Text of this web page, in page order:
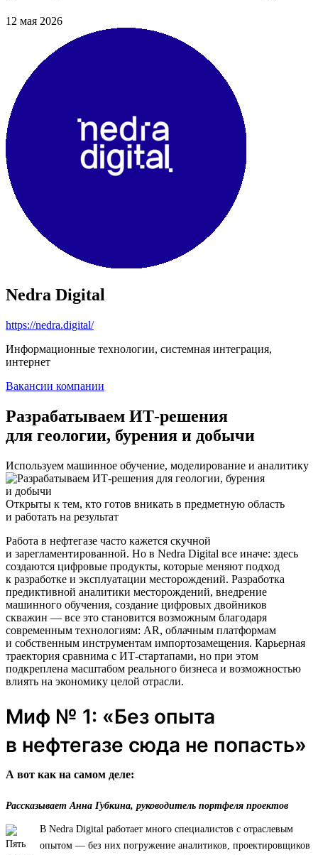
12 мая 2026
Nedra Digital
https://nedra.digital/
Информационные технологии, системная интеграция,
интернет
Вакансии компании
Разрабатываем ИТ-решения
для геологии, бурения и добычи
Используем машинное обучение, моделирование и аналитику
Открыты к тем, кто готов вникать в предметную область
и работать на результат
Работа в нефтегазе часто кажется скучной
и зарегламентированной. Но в Nedra Digital все иначе: здесь
создаются цифровые продукты, которые меняют подход
к разработке и эксплуатации месторождений. Разработка
предиктивной аналитики месторождений, внедрение
машинного обучения, создание цифровых двойников
скважин — все это становится возможным благодаря
современным технологиям: AR, облачным платформам
и собственным инструментам импортозамещения. Карьерная
траектория сравнима с ИТ-стартапами, но при этом
подкреплена масштабом реального бизнеса и возможностью
влиять на экономику целой отрасли.
Миф № 1: «Без опыта
в нефтегазе сюда не попасть»
А вот как на самом деле:
Рассказывает Анна Губкина, руководитель портфеля проектов
В Nedra Digital работает много специалистов с отраслевым
опытом — без них погружение аналитиков, проектировщиков